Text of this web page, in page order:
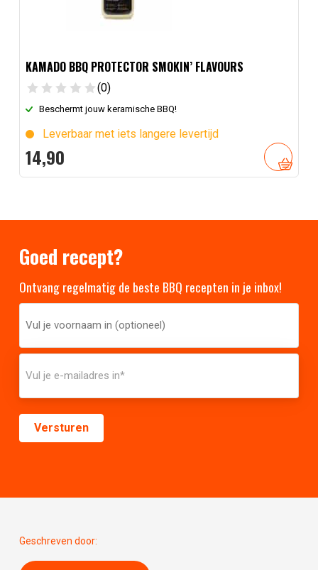
KAMADO BBQ PROTECTOR SMOKIN’ FLAVOURS
(0)
Beschermt jouw keramische BBQ!
Leverbaar met iets langere levertijd
14,90
Goed recept?
Ontvang regelmatig de beste BBQ recepten in je inbox!
Geschreven door: